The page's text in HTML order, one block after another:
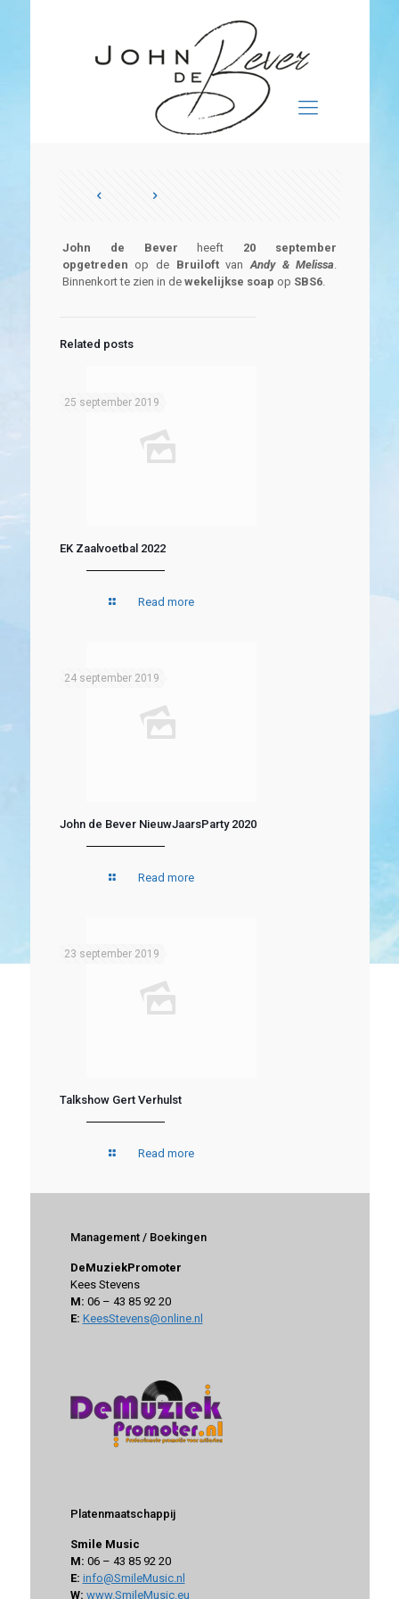
John de Bever heeft 20 september
opgetreden op de Bruiloftvan Andy &Melissa.
Binnenkort te zien in de wekelijkse soap op SBS6.
Related posts
25 september 2019
EK Zaalvoetbal 2022
Read more
24 september 2019
John de Bever NieuwJaarsParty 2020
Read more
23 september 2019
Talkshow Gert Verhulst
Read more
Management / Boekingen
DeMuziekPromoter
Kees Stevens
M: 06 – 43 85 92 20
E: KeesStevens@online.nl
Platenmaatschappij
Smile Music
M: 06 – 43 85 92 20
E: info@SmileMusic.nl
W: www.SmileMusic.eu